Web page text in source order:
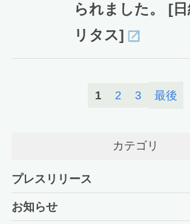
られました。 [
リタス]
1 2 3 最後
カテゴリ
プレスリリース
お知らせ